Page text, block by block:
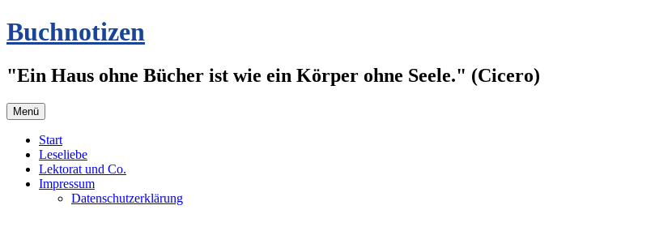
Zum
Inhalt
Buchnotizen
"Ein Haus ohne Bücher ist wie ein Körper ohne Seele." (Cicero)
Menü
Start
Leseliebe
Lektorat und Co.
Impressum
Datenschutzerklärung